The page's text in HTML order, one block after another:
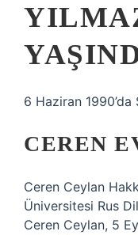
6 Haziran 1990’da
CEREN
Ceren Ceylan
Üniversitesi Rus
Ceren Ceylan, 5